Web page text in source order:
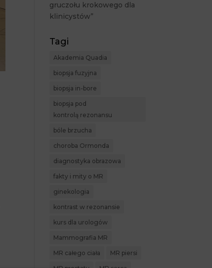
gruczołu krokowego dla
klinicystów”
Tagi
Akademia Quadia
biopsja fuzyjna
biopsja in-bore
biopsja pod
kontrolą rezonansu
bóle brzucha
choroba Ormonda
diagnostyka obrazowa
fakty i mity o MR
ginekologia
kontrast w rezonansie
kurs dla urologów
Mammografia MR
MR całego ciała MR piersi